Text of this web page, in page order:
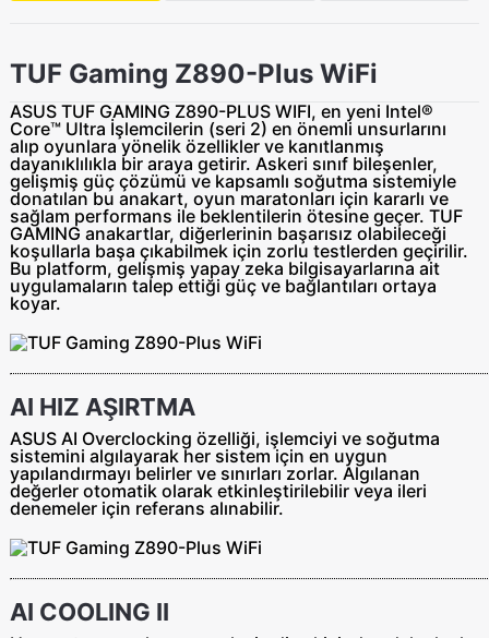
TUF Gaming Z890-Plus WiFi
ASUS TUF GAMING Z890-PLUS WIFI, en yeni Intel®
Core™ Ultra İşlemcilerin (seri 2) en önemli unsurlarını
alıp oyunlara yönelik özellikler ve kanıtlanmış
dayanıklılıkla bir araya getirir. Askeri sınıf bileşenler,
gelişmiş güç çözümü ve kapsamlı soğutma sistemiyle
donatılan bu anakart, oyun maratonları için kararlı ve
sağlam performans ile beklentilerin ötesine geçer. TUF
GAMING anakartlar, diğerlerinin başarısız olabileceği
koşullarla başa çıkabilmek için zorlu testlerden geçirilir.
Bu platform, gelişmiş yapay zeka bilgisayarlarına ait
uygulamaların talep ettiği güç ve bağlantıları ortaya
koyar.
AI HIZ AŞIRTMA
ASUS AI Overclocking özelliği, işlemciyi ve soğutma
sistemini algılayarak her sistem için en uygun
yapılandırmayı belirler ve sınırları zorlar. Algılanan
değerler otomatik olarak etkinleştirilebilir veya ileri
denemeler için referans alınabilir.
AI COOLING II